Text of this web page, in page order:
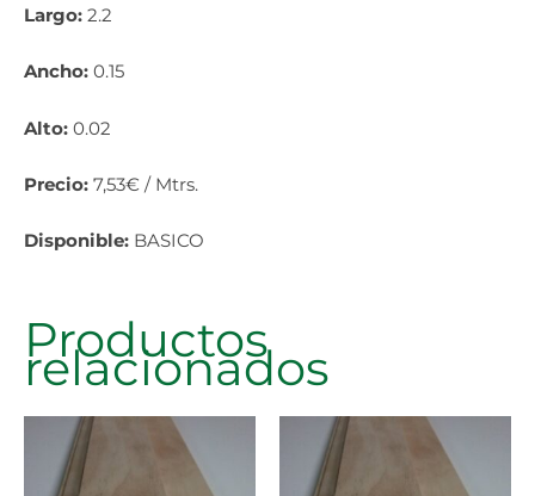
Largo: 2.2
Ancho: 0.15
Alto: 0.02
Precio: 7,53€ / Mtrs.
Disponible: BASICO
Productos
relacionados